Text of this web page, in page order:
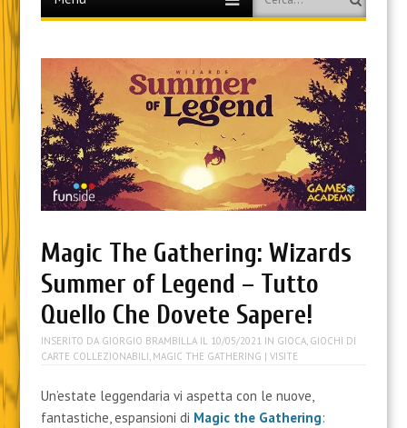
content
Magic The Gathering: Wizards
Summer of Legend – Tutto
Quello Che Dovete Sapere!
INSERITO DA GIORGIO BRAMBILLAIL 10/05/2021 IN GIOCA, GIOCHI DI
CARTE COLLEZIONABILI MAGIC THE GATHERING | VISITE
Un’estate leggendaria vi aspetta con le nuove,
fantastiche, espansioni di Magic the Gathering: